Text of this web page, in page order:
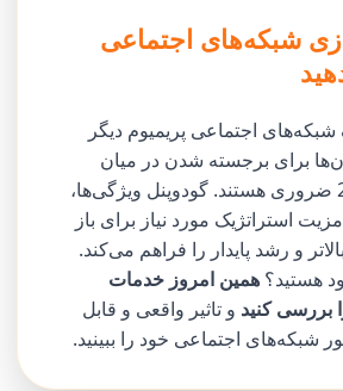
شبکه‌های اجتماعی
شبکه‌های اجتماعی پریمیوم دیگر
برای برجسته شدن در میان
شلوغی سال 2025 ضروری هستند. گودوپنل ویژگی‌ها،
استراتژیک مورد نیاز برای باز
و رشد پایدار را فراهم می‌کند.
هستید؟همین امروز خدمات
بررسی کنید و تاثیر واقعی و قابل
شبکه‌های اجتماعی خود را ببینید.